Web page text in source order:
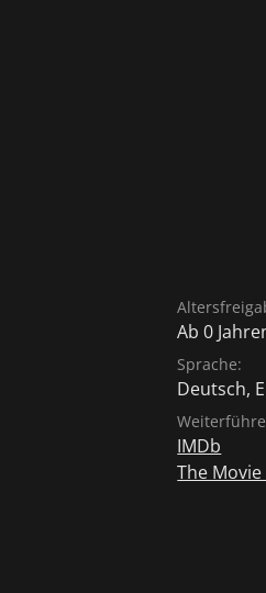
Ab 0
Sprache:
Deutsch,
IMDb
The